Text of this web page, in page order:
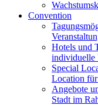
Convention
Hotels und
individuelle
Special
Location
Angebote
Stadt im